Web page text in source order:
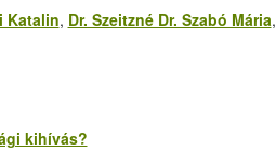
Katalin, Dr. Szeitzné Dr. Szabó Mária,
kihívás?